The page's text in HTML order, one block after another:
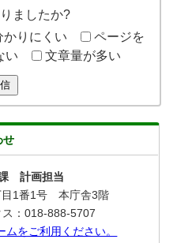
ましたか?
かりにくい
ページを
い 文章量が多い
せ
計画担当
1番1号 本庁舎3階
：018-888-5707
をご利用ください。